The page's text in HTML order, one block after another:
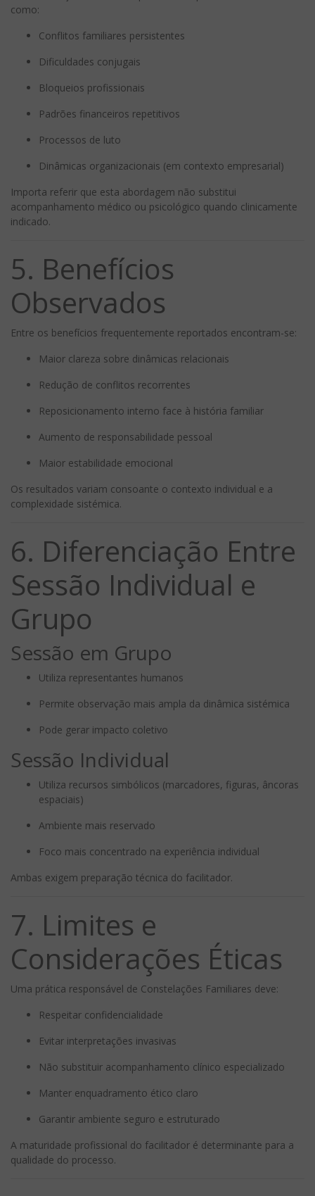
como:
Conflitos familiares persistentes
Dificuldades conjugais
Bloqueios profissionais
Padrões financeiros repetitivos
Processos de luto
Dinâmicas organizacionais (em contexto empresarial)
Importa referir que esta abordagem não substitui
acompanhamento médico ou psicológico quando clinicamente
indicado.
5. Benefícios
Observados
Entre os benefícios frequentemente reportados encontram-se:
Maior clareza sobre dinâmicas relacionais
Redução de conflitos recorrentes
Reposicionamento interno face à história familiar
Aumento de responsabilidade pessoal
Maior estabilidade emocional
Os resultados variam consoante o contexto individual e a
complexidade sistémica.
6. Diferenciação Entre
Sessão Individual e
Grupo
Sessão em Grupo
Utiliza representantes humanos
Permite observação mais ampla da dinâmica sistémica
Pode gerar impacto coletivo
Sessão Individual
Utiliza recursos simbólicos (marcadores, figuras, âncoras
espaciais)
Ambiente mais reservado
Foco mais concentrado na experiência individual
Ambas exigem preparação técnica do facilitador.
7. Limites e
Considerações Éticas
Uma prática responsável de Constelações Familiares deve:
Respeitar confidencialidade
Evitar interpretações invasivas
Não substituir acompanhamento clínico especializado
Manter enquadramento ético claro
Garantir ambiente seguro e estruturado
A maturidade profissional do facilitador é determinante para a
qualidade do processo.